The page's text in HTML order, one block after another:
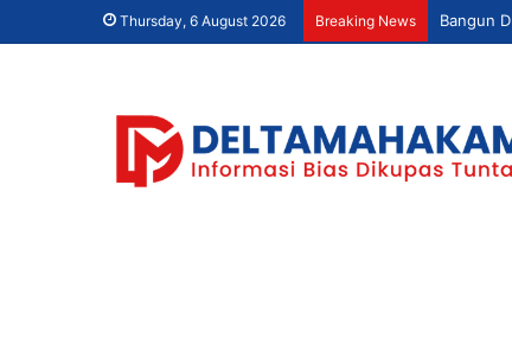
Thursday, 6 August 2026 Breaking News